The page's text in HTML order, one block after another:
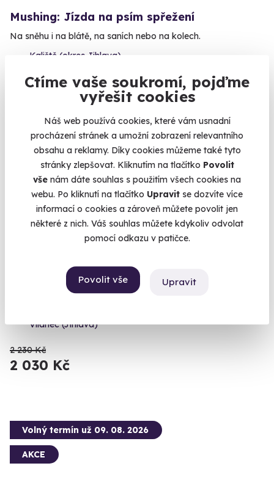
Ctíme vaše soukromí, pojďme
vyřešit cookies
Náš web používá cookies, které vám usnadní
procházení stránek a umožní zobrazení relevantního
obsahu a reklamy. Díky cookies můžeme také tyto
stránky zlepšovat. Kliknutím na tlačítko Povolit
vše nám dáte souhlas s použitím všech cookies na
webu. Po kliknutí na tlačítko Upravit se dozvíte více
informací o cookies a zároveň můžete povolit jen
některé z nich. Váš souhlas můžete kdykoliv odvolat
pomocí odkazu v patičce.
Povolit vše Upravit
Mushing: Jízda na psím spřežení
Na sněhu i na blátě, na saních nebo na kolech.
Kaliště (okres Jihlava)
AKCE
Výlet na čtyřkolkách
Vílanec (Jihlava)
2 230 Kč
2 030 Kč
Volný termín už 09. 08. 2026
AKCE